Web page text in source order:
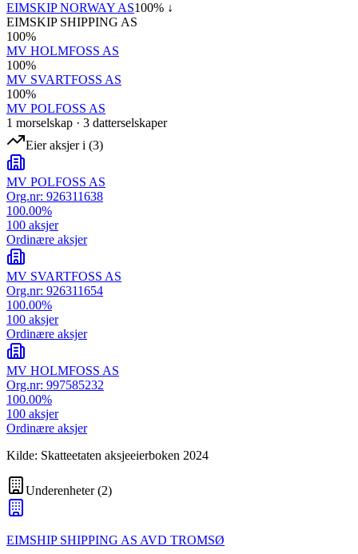
EIMSKIP NORWAY AS100% ↓
EIMSKIP SHIPPING AS
100%
MV HOLMFOSS AS
100%
MV SVARTFOSS AS
100%
MV POLFOSS AS
1 morselskap · 3 datterselskaper
Eier aksjer i (3)
MV POLFOSS AS
Org.nr: 926311638
100.00%
100 aksjer
Ordinære aksjer
MV SVARTFOSS AS
Org.nr: 926311654
100.00%
100 aksjer
Ordinære aksjer
MV HOLMFOSS AS
Org.nr: 997585232
100.00%
100 aksjer
Ordinære aksjer
Kilde: Skatteetaten aksjeeierboken 2024
Underenheter(2)
EIMSHIP SHIPPING AS AVD TROMSØ